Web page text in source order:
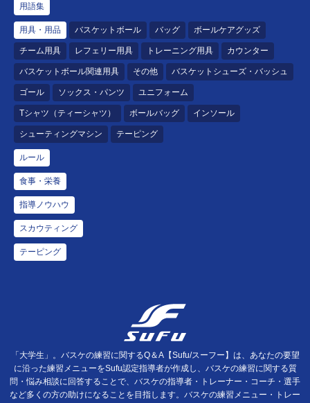
用語集
用具・用品 バスケットボール バッグ ボールケアグッズ
チーム用具 レフェリー用具 トレーニング用具 カウンター
バスケットボール関連用具 その他 バスケットシューズ・バッシュ
ゴール ソックス・パンツ ユニフォーム
Tシャツ（ティーシャツ） ボールバッグ インソール
シューティングマシン テーピング
ルール
食事・栄養
指導ノウハウ
スカウティング
テーピング
「大学生」。バスケの練習に関するQ＆A【Sufu/スーフー】は、あなたの要望
に沿った練習メニューをSufu認定指導者が作成し、バスケの練習に関する質
問・悩み相談に回答することで、バスケの指導者・トレーナー・コーチ・選手
など多くの方の助けになることを目指します。バスケの練習メニュー・トレー